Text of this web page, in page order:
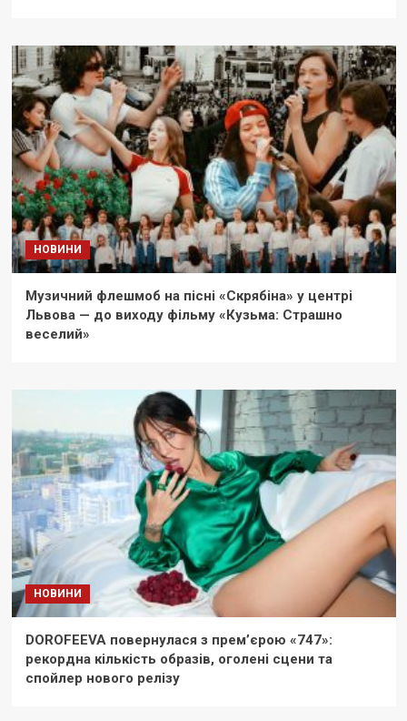
НОВИНИ
Музичний флешмоб на пісні «Скрябіна» у центрі
Львова — до виходу фільму «Кузьма: Страшно
веселий»
НОВИНИ
DOROFEEVA повернулася з прем’єрою «747»:
рекордна кількість образів, оголені сцени та
спойлер нового релізу